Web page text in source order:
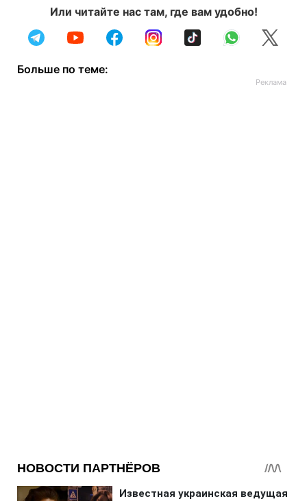
Или читайте нас там, где вам удобно!
Больше по теме: